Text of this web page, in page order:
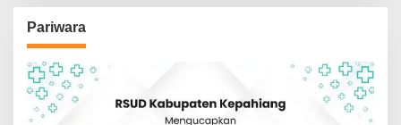
Pariwara